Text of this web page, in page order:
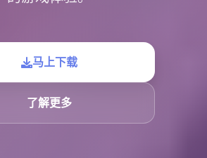
马上下载
了解更多